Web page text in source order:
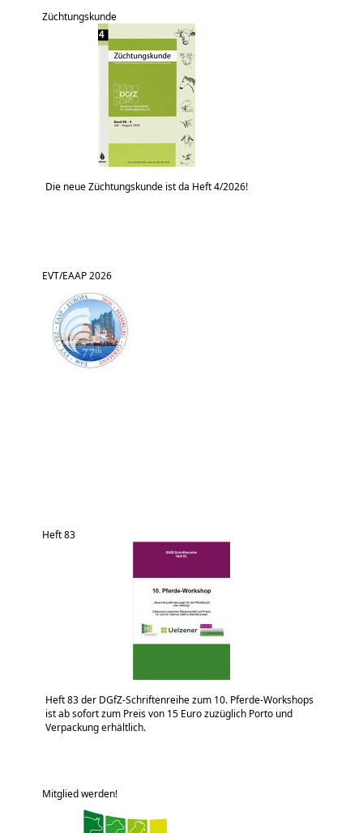
Züchtungskunde
Die neue Züchtungskunde ist da Heft 4/2026!
EVT/EAAP 2026
Heft 83
Heft 83 der DGfZ-Schriftenreihe zum 10. Pferde-Workshops
ist ab sofort zum Preis von 15 Euro zuzüglich Porto und
Verpackung erhältlich.
Mitglied werden!